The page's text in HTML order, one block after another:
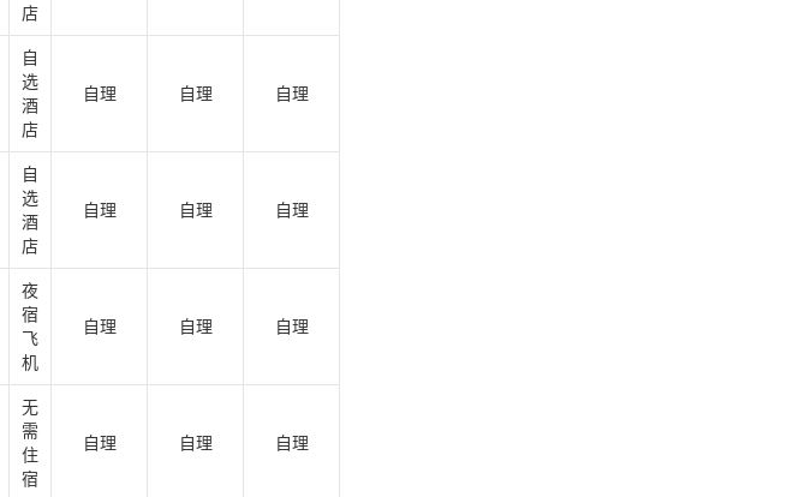
店
自
选
酒
店
自理 自理 自理
自
选
酒
店
自理 自理 自理
夜
宿
飞
机
自理 自理 自理
无
需
住
宿
自理 自理 自理